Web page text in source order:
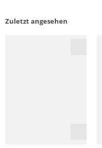
Zuletzt angesehen